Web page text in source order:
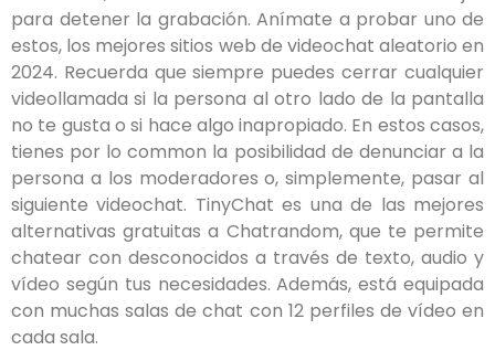
para detener la grabación. Anímate a probar uno de
estos, los mejores sitios web de videochat aleatorio en
2024. Recuerda que siempre puedes cerrar cualquier
videollamada si la persona al otro lado de la pantalla
no te gusta o si hace algo inapropiado. En estos casos,
tienes por lo common la posibilidad de denunciar a la
persona a los moderadores o, simplemente, pasar al
siguiente videochat. TinyChat es una de las mejores
alternativas gratuitas a Chatrandom, que te permite
chatear con desconocidos a través de texto, audio y
vídeo según tus necesidades. Además, está equipada
con muchas salas de chat con 12 perfiles de vídeo en
cada sala.